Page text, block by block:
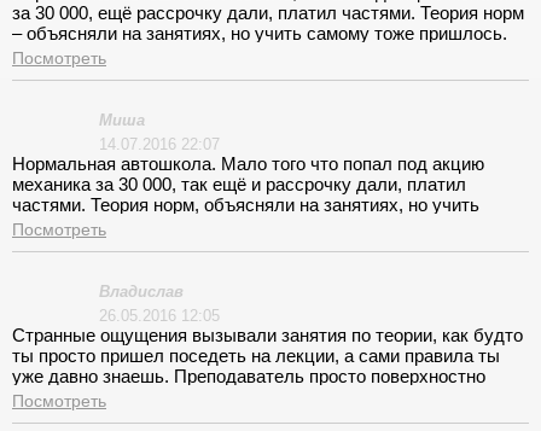
за 30 000, ещё рассрочку дали, платил частями. Теория норм
– объясняли на занятиях, но учить самому тоже пришлось.
Практика тоже норм, инструктор нормальный мужик, Ринат
Нагимович, если правильно написал. На голубом киа рио.
Посмотреть
Миша
14.07.2016 22:07
Нормальная автошкола. Мало того что попал под акцию
механика за 30 000, так ещё и рассрочку дали, платил
частями. Теория норм, объясняли на занятиях, но учить
самому тоже пришлось. Практика тоже норм, инструктор
нормальный мужик, Ринат Нагимович если правильно
практику с первого.
Посмотреть
Владислав
26.05.2016 12:05
Странные ощущения вызывали занятия по теории, как будто
ты просто пришел поседеть на лекции, а сами правила ты
уже давно знаешь. Преподаватель просто поверхностно
прошелся по правилам и досрочно заканчивал лекцию.
Посмотреть